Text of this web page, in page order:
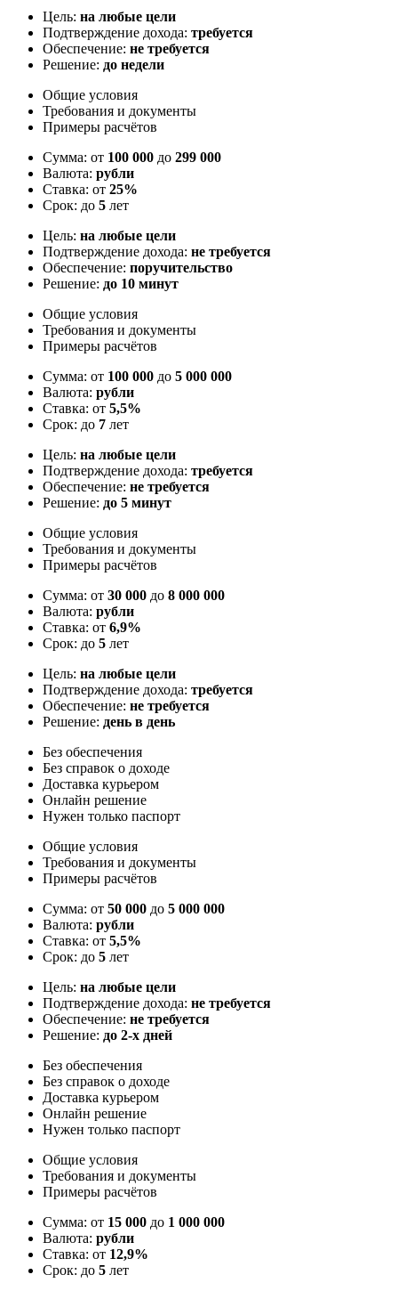
Цель: на любые цели
Подтверждение дохода: требуется
Обеспечение: не требуется
Решение: до недели
Общие условия
Требования и документы
Примеры расчётов
Сумма: от 100 000 до 299 000
Валюта: рубли
Ставка: от 25%
Срок: до 5 лет
Цель: на любые цели
Подтверждение дохода: не требуется
Обеспечение: поручительство
Решение: до 10 минут
Общие условия
Требования и документы
Примеры расчётов
Сумма: от 100 000 до 5 000 000
Валюта: рубли
Ставка: от 5,5%
Срок: до 7 лет
Цель: на любые цели
Подтверждение дохода: требуется
Обеспечение: не требуется
Решение: до 5 минут
Общие условия
Требования и документы
Примеры расчётов
Сумма: от 30 000 до 8 000 000
Валюта: рубли
Ставка: от 6,9%
Срок: до 5 лет
Цель: на любые цели
Подтверждение дохода: требуется
Обеспечение: не требуется
Решение: день в день
Без обеспечения
Без справок о доходе
Доставка курьером
Онлайн решение
Нужен только паспорт
Общие условия
Требования и документы
Примеры расчётов
Сумма: от 50 000 до 5 000 000
Валюта: рубли
Ставка: от 5,5%
Срок: до 5 лет
Цель: на любые цели
Подтверждение дохода: не требуется
Обеспечение: не требуется
Решение: до 2-х дней
Без обеспечения
Без справок о доходе
Доставка курьером
Онлайн решение
Нужен только паспорт
Общие условия
Требования и документы
Примеры расчётов
Сумма: от 15 000 до 1 000 000
Валюта: рубли
Ставка: от 12,9%
Срок: до 5 лет